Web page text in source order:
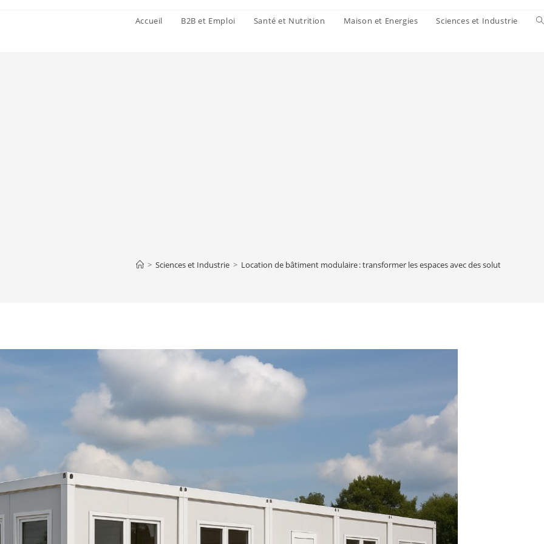
Accueil B2B et Emploi Santé et Nutrition Maison et Energies Sciences et Industrie
> Sciences et Industrie > Location de bâtiment modulaire : transformer les espaces avec des solutions